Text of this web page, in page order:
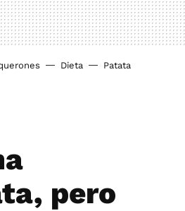
Dieta Patata
pero